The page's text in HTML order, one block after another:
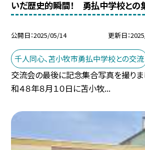
いだ歴史的瞬間！ 勇払中学校との
公開日 2025/05/14 更新日
千人同心、苫小牧市勇払中学校との交流
交流会の最後に記念集合写真を撮りま
和４８年８月１０日に苫小牧...